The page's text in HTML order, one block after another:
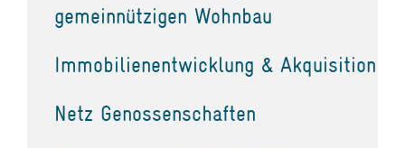
gemeinnützigen Wohnbau
Immobilienentwicklung & Akquisition
Netz Genossenschaften